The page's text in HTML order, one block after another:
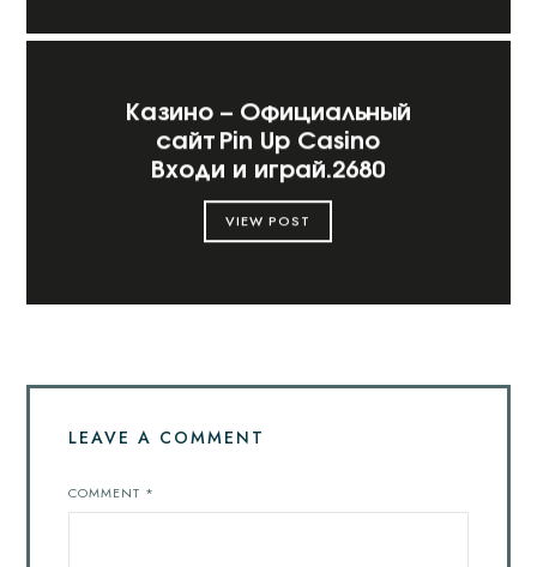
Казино – Официальный
сайт Pin Up Casino
Входи и играй.2680
VIEW POST
LEAVE A COMMENT
COMMENT *